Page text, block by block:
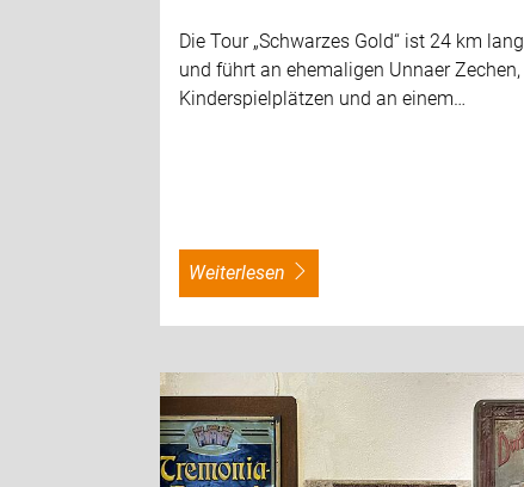
Die Tour „Schwarzes Gold“ ist 24 km lang
und führt an ehemaligen Unnaer Zechen,
Kinderspielplätzen und an einem…
weiterlesen